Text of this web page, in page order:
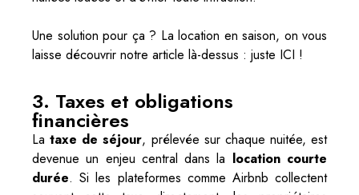
Une solution pour ça ? La location en saison, on vous
laisse découvrir notre article là-dessus : juste ICI !
3. Taxes et obligations
financières
Lataxe de séjour, prélevée sur chaque nuitée, est
devenue un enjeu central dans la location courte
durée. Si les plateformes comme Airbnb collectent